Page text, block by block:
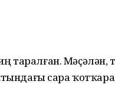
таралған.
сара